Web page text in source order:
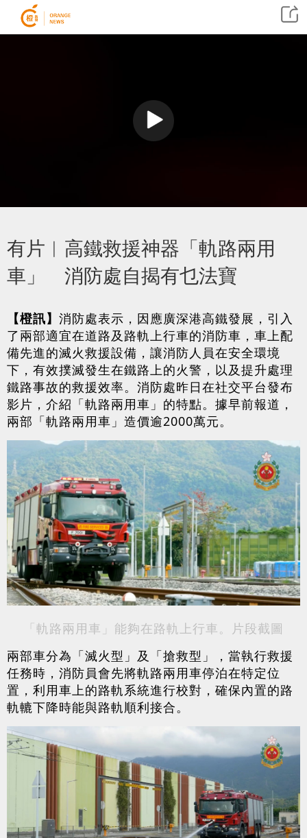
有片︱高鐵救援神器「軌路兩用
車」 消防處自揭有乜法寶
【橙訊】 消防處表示，因應廣深港高鐵發展，引入
了兩部適宜在道路及路軌上行車的消防車，車上配
備先進的滅火救援設備，讓消防人員在安全環境
下，有效撲滅發生在鐵路上的火警，以及提升處理
鐵路事故的救援效率。消防處昨日在社交平台發布
影片，介紹「軌路兩用車」的特點。據早前報道，
兩部「軌路兩用車」造價逾2000萬元。
「軌路兩用車」能夠在路軌上行車。片段截圖
兩部車分為「滅火型」及「搶救型」，當執行救援
任務時，消防員會先將軌路兩用車停泊在特定位
置，利用車上的路軌系統進行校對，確保內置的路
軌轆下降時能與路軌順利接合。